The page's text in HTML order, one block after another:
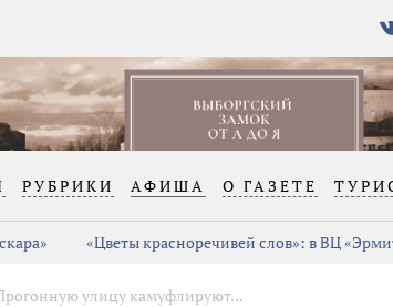
В
РУБРИКИ АФИША О ГАЗЕТЕ
«Цветы красноречивей слов»: в ВЦ
улицу камуфлируют...